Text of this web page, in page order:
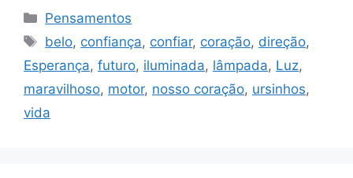
Categorias
Pensamentos
Tags
belo, confiança, confiar, coração, direção,
Esperança, futuro, iluminada, lâmpada, Luz,
maravilhoso, motor, nosso coração, ursinhos,
vida